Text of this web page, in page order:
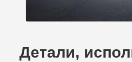
Детали,